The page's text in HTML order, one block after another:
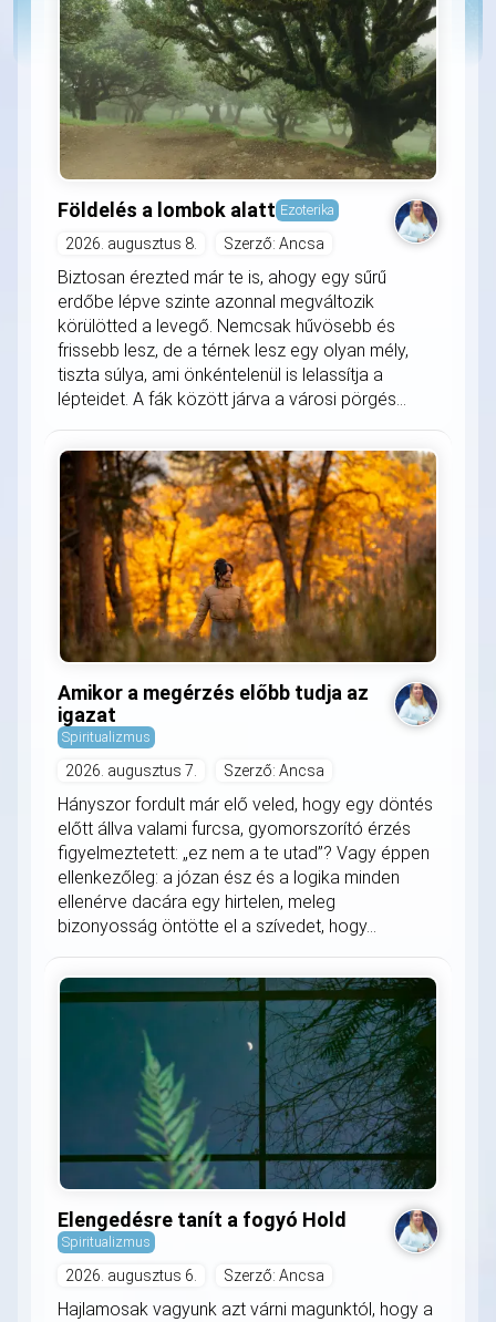
Földelés a lombok alatt Ezoterika
2026. augusztus 8. Szerző: Ancsa
Biztosan érezted már te is, ahogy egy sűrű
erdőbe lépve szinte azonnal megváltozik
körülötted a levegő. Nemcsak hűvösebb és
frissebb lesz, de a térnek lesz egy olyan mély,
tiszta súlya, ami önkéntelenül is lelassítja a
lépteidet. A fák között járva a városi pörgés...
Amikor a megérzés előbb tudja az
igazat
Spiritualizmus
2026. augusztus 7. Szerző: Ancsa
Hányszor fordult már elő veled, hogy egy döntés
előtt állva valami furcsa, gyomorszorító érzés
figyelmeztetett: „ez nem a te utad”? Vagy éppen
ellenkezőleg: a józan ész és a logika minden
ellenérve dacára egy hirtelen, meleg
bizonyosság öntötte el a szívedet, hogy...
Elengedésre tanít a fogyó Hold
Spiritualizmus
2026. augusztus 6. Szerző: Ancsa
Hajlamosak vagyunk azt várni magunktól, hogy a